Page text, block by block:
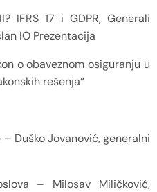
IFRS 17 i GDPR, Generali
IO Prezentacija
o obaveznom osiguranju u
rešenja“
Duško Jovanović, generalni
– Milosav Miličković,